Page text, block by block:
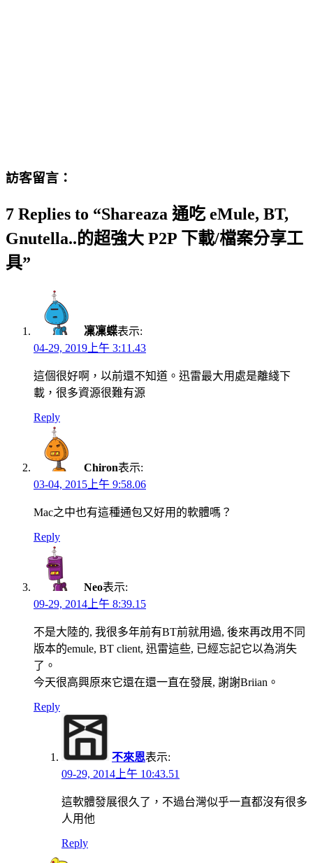
訪客留言：
7 Replies to “Shareaza 通吃 eMule, BT,
Gnutella..的超強大 P2P 下載/檔案分享工
具”
凜凜蝶表示:
04-29, 2019上午 3:11.43
這個很好啊，以前還不知道。迅雷最大用處是離綫下
載，很多資源很難有源
Reply
Chiron表示:
03-04, 2015上午 9:58.06
Mac之中也有這種通包又好用的軟體嗎？
Reply
Neo表示:
09-29, 2014上午 8:39.15
不是大陸的, 我很多年前有BT前就用過, 後來再改用不同
版本的emule, BT client, 迅雷這些, 已經忘記它以為消失
了。
今天很高興原來它還在還一直在發展, 謝謝Briian。
Reply
不來恩表示:
09-29, 2014上午 10:43.51
這軟體發展很久了，不過台灣似乎一直都沒有很多
人用他
Reply